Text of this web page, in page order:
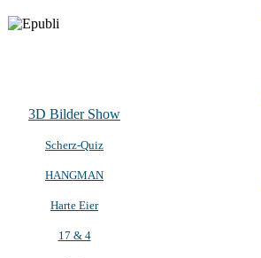
3D Bilder Show
Scherz-Quiz
HANGMAN
Harte Eier
17 & 4